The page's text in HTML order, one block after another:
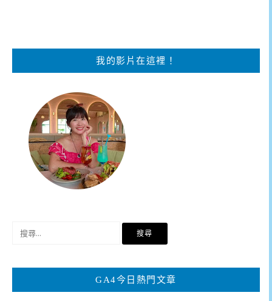
我的影片在這裡！
鍵
GA4今日熱門文章